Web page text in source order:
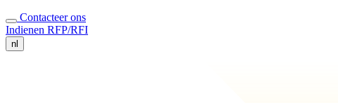
Contacteer ons
Indienen RFP/RFI
nl